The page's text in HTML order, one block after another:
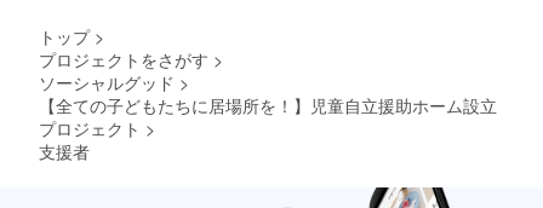
トップ >
プロジェクトをさがす >
ソーシャルグッド >
【全ての子どもたちに居場所を！】児童自立援助ホーム設立
プロジェクト >
支援者